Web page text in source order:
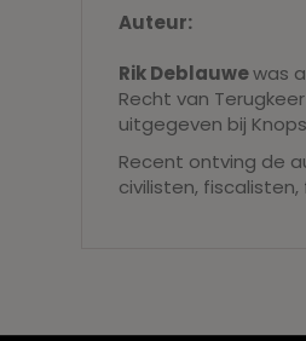
Auteur:
Rik Deblauwewas
Recht van
uitgegeven bij
Recent ontving de
civilisten,